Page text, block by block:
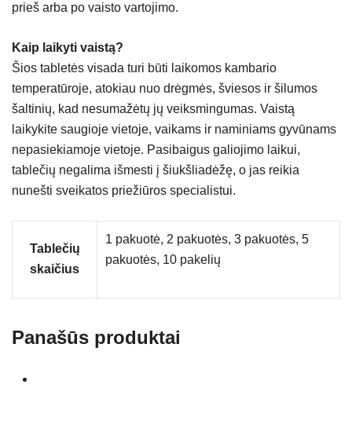
prieš arba po vaisto vartojimo.
Kaip laikyti vaistą?
Šios tabletės visada turi būti laikomos kambario
temperatūroje, atokiau nuo drėgmės, šviesos ir šilumos
šaltinių, kad nesumažėtų jų veiksmingumas. Vaistą
laikykite saugioje vietoje, vaikams ir naminiams gyvūnams
nepasiekiamoje vietoje. Pasibaigus galiojimo laikui,
tablečių negalima išmesti į šiukšliadėžę, o jas reikia
nunešti sveikatos priežiūros specialistui.
Tablečių
skaičius
1 pakuotė, 2 pakuotės, 3 pakuotės, 5
pakuotės, 10 pakelių
Panašūs produktai